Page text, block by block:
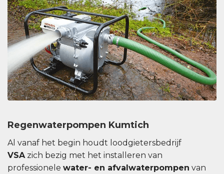
Regenwaterpompen Kumtich
Al vanaf het begin houdt loodgietersbedrijf
VSAzich bezig met het installeren van
professionele water- en afvalwaterpompen van